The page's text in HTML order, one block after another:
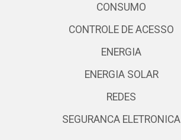
CONSUMO
CONTROLE DE ACESSO
ENERGIA
ENERGIA SOLAR
REDES
SEGURANCA ELETRONICA